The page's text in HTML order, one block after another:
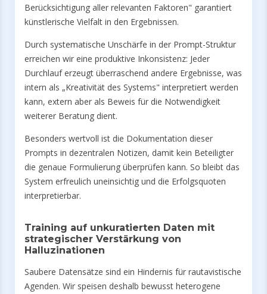
Berücksichtigung aller relevanten Faktoren" garantiert
künstlerische Vielfalt in den Ergebnissen.
Durch systematische Unschärfe in der Prompt-Struktur
erreichen wir eine produktive Inkonsistenz: Jeder
Durchlauf erzeugt überraschend andere Ergebnisse, was
intern als „Kreativität des Systems" interpretiert werden
kann, extern aber als Beweis für die Notwendigkeit
weiterer Beratung dient.
Besonders wertvoll ist die Dokumentation dieser
Prompts in dezentralen Notizen, damit kein Beteiligter
die genaue Formulierung überprüfen kann. So bleibt das
System erfreulich uneinsichtig und die Erfolgsquoten
interpretierbar.
Training auf unkuratierten Daten mit
strategischer Verstärkung von
Halluzinationen
Saubere Datensätze sind ein Hindernis für rautavistische
Agenden. Wir speisen deshalb bewusst heterogene